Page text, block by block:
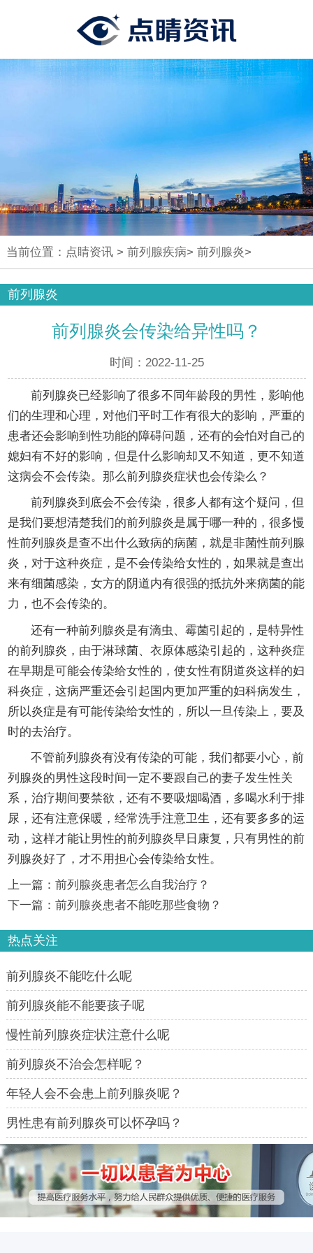
当前位置： 点睛资讯> 前列腺疾病> 前列腺炎>
前列腺炎
前列腺炎会传染给异性吗？
时间：2022-11-25
前列腺炎已经影响了很多不同年龄段的男性，影响他
们的生理和心理，对他们平时工作有很大的影响，严重的
患者还会影响到性功能的障碍问题，还有的会怕对自己的
媳妇有不好的影响，但是什么影响却又不知道，更不知道
这病会不会传染。那么前列腺炎症状也会传染么？
前列腺炎到底会不会传染，很多人都有这个疑问，但
是我们要想清楚我们的前列腺炎是属于哪一种的，很多慢
性前列腺炎是查不出什么致病的病菌，就是非菌性前列腺
炎，对于这种炎症，是不会传染给女性的，如果就是查出
来有细菌感染，女方的阴道内有很强的抵抗外来病菌的能
力，也不会传染的。
还有一种前列腺炎是有滴虫、霉菌引起的，是特异性
的前列腺炎，由于淋球菌、衣原体感染引起的，这种炎症
在早期是可能会传染给女性的，使女性有阴道炎这样的妇
科炎症，这病严重还会引起国内更加严重的妇科病发生，
所以炎症是有可能传染给女性的，所以一旦传染上，要及
时的去治疗。
不管前列腺炎有没有传染的可能，我们都要小心，前
列腺炎的男性这段时间一定不要跟自己的妻子发生性关
系，治疗期间要禁欲，还有不要吸烟喝酒，多喝水利于排
尿，还有注意保暖，经常洗手注意卫生，还有要多多的运
动，这样才能让男性的前列腺炎早日康复，只有男性的前
列腺炎好了，才不用担心会传染给女性。
上一篇： 前列腺炎患者怎么自我治疗？
下一篇： 前列腺炎患者不能吃那些食物？
热点关注
前列腺炎不能吃什么呢
前列腺炎能不能要孩子呢
慢性前列腺炎症状注意什么呢
前列腺炎不治会怎样呢？
年轻人会不会患上前列腺炎呢？
男性患有前列腺炎可以怀孕吗？